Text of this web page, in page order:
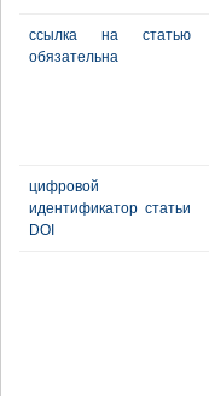
ссылка на статью
обязательна
цифровой
идентификатор статьи
DOI